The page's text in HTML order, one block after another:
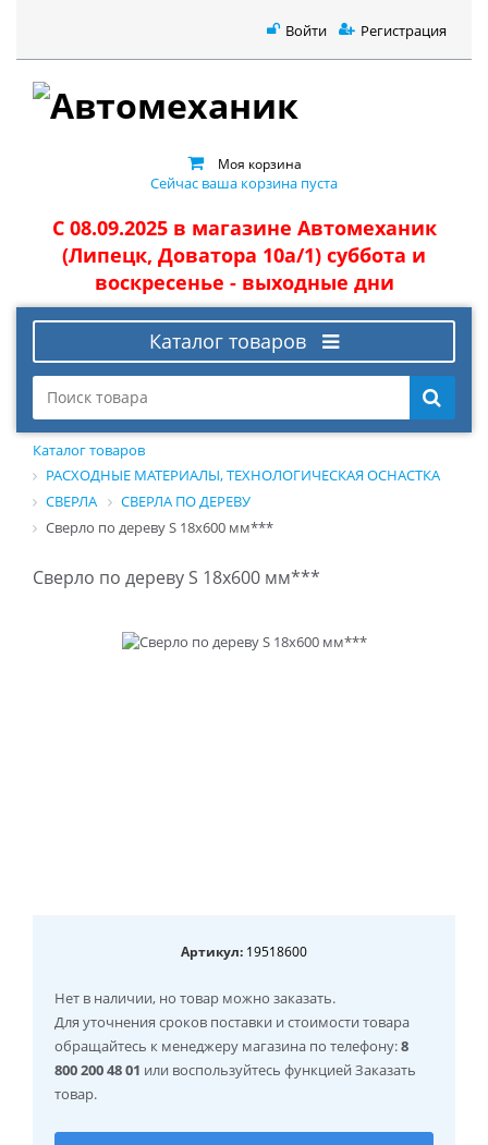
Войти Регистрация
Моя корзина
Сейчас ваша корзина пуста
С 08.09.2025 в магазине Автомеханик
(Липецк, Доватора 10а/1) суббота и
воскресенье - выходные дни
Каталог товаров
Каталог товаров
РАСХОДНЫЕ МАТЕРИАЛЫ, ТЕХНОЛОГИЧЕСКАЯ ОСНАСТКА
СВЕРЛА
СВЕРЛА ПО ДЕРЕВУ
Сверло по дереву S 18x600 мм***
Сверло по дереву S 18x600 мм***
Артикул: 19518600
Нет в наличии, но товар можно заказать.
Для уточнения сроков поставки и стоимости товара
обращайтесь к менеджеру магазина по телефону:8
800 200 48 01 или воспользуйтесь функцией Заказать
товар.